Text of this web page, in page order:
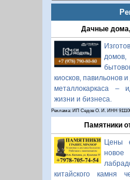
Дачные
домов,
киосков, павильонов
металлокаркаса –
жизни и бизнеса.
Реклама: ИП Седов О. И. ИНН
Памятники
Цены
китайского камня